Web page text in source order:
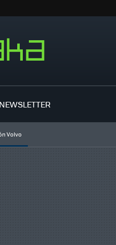
NEWSLETTER
Volvo